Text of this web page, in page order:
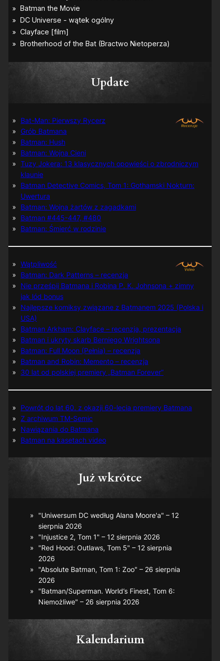
Update
Bat-Man: Pierwszy Rycerz
Grób Batmana
Batman: Hush
Batman: Wojna Cieni
Tuzy Jokera: 13 klasycznych opowieści o zbrodniczym
klaunie
Batman Detective Comics, Tom 1: Gothamski Nokturn:
Uwertura
Batman: Wojna żartów z zagadkami
Batman #445-447, #480
Batman: Śmierć w rodzinie
Wątpliwość
Batman: Dark Patterns – recenzja
Nie prześpij Batmana i Robina P. K. Johnsona + zimny
jak lód bonus
Najlepsze komiksy związane z Batmanem 2025 (Polska i
USA)
Batman Arkham: Clayface – recenzja, prezentacja
Batman i ukryty skarb Berniego Wrightsona
Batman: Full Moon (Pełnia) – recenzja
Batman and Robin: Memento – recenzja
30 lat od polskiej premiery „Batman Forever”
Powrót do lat 60. z okazji 60-lecia premiery Batmana
Z archiwum TM-Semic
Nawiązania do Batmana
Batman na kasetach video
Już wkrótce
"Uniwersum DC według Alana Moore'a" – 12
sierpnia 2026
"Injustice 2, Tom 1" – 12 sierpnia 2026
"Red Hood: Outlaws, Tom 5" – 12 sierpnia
2026
"Absolute Batman, Tom 1: Zoo" – 26 sierpnia
2026
"Batman/Superman. World’s Finest, Tom 6:
Niemożliwe" – 26 sierpnia 2026
Kalendarium